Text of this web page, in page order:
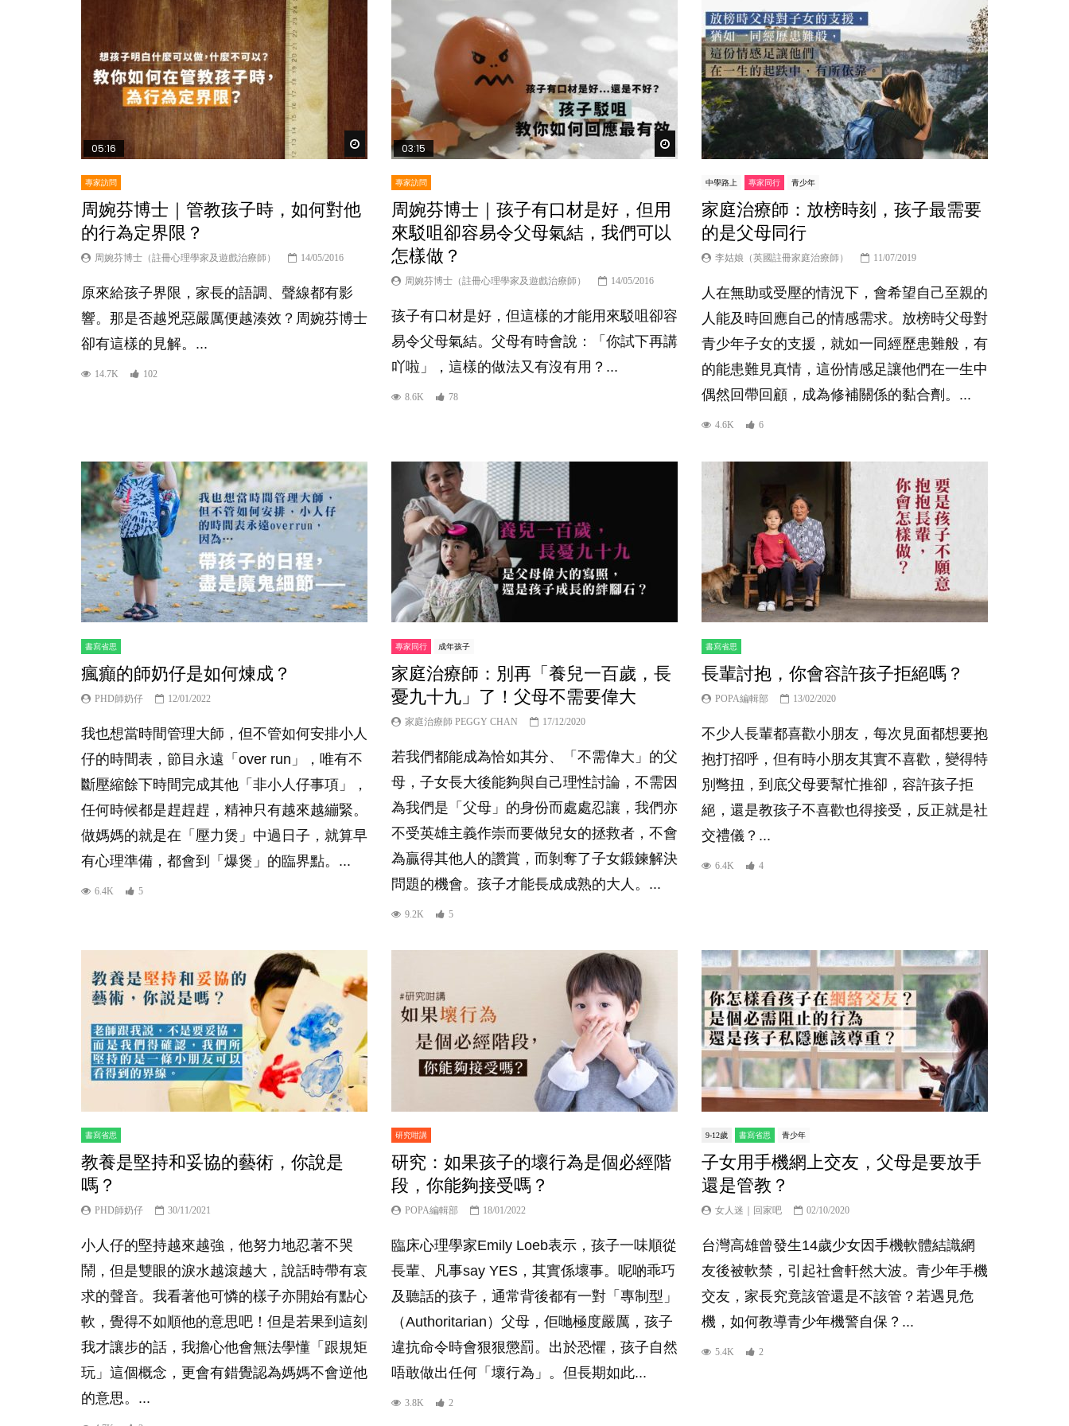
Watch Later
05:16
專家訪問
周婉芬博士｜管教孩子時，如何對他
的行為定界限？
周婉芬博士（註冊心理學家及遊戲治療師） 14/05/2016
原來給孩子界限，家長的語調、聲線都有影
響。那是否越兇惡嚴厲便越湊效？周婉芬博士
卻有這樣的見解。...
14.7K 102
Watch Later
03:15
專家訪問
周婉芬博士｜孩子有口材是好，但用
來駁咀卻容易令父母氣結，我們可以
怎樣做？
周婉芬博士（註冊心理學家及遊戲治療師） 14/05/2016
孩子有口材是好，但這樣的才能用來駁咀卻容
易令父母氣結。父母有時會說：「你試下再講
吖啦」，這樣的做法又有沒有用？...
8.6K 78
中學路上 專家同行 青少年
家庭治療師：放榜時刻，孩子最需要
的是父母同行
李姑娘（英國註冊家庭治療師） 11/07/2019
人在無助或受壓的情況下，會希望自己至親的
人能及時回應自己的情感需求。放榜時父母對
青少年子女的支援，就如一同經歷患難般，有
的能患難見真情，這份情感足讓他們在一生中
偶然回帶回顧，成為修補關係的黏合劑。...
4.6K 6
書寫省思
瘋癲的師奶仔是如何煉成？
PHD師奶仔 12/01/2022
我也想當時間管理大師，但不管如何安排小人
仔的時間表，節目永遠「over run」，唯有不
斷壓縮餘下時間完成其他「非小人仔事項」，
任何時候都是趕趕趕，精神只有越來越繃緊。
做媽媽的就是在「壓力煲」中過日子，就算早
有心理準備，都會到「爆煲」的臨界點。...
6.4K 5
專家同行 成年孩子
家庭治療師：別再「養兒一百歲，長
憂九十九」了！父母不需要偉大
家庭治療師 PEGGY CHAN 17/12/2020
若我們都能成為恰如其分、「不需偉大」的父
母，子女長大後能夠與自己理性討論，不需因
為我們是「父母」的身份而處處忍讓，我們亦
不受英雄主義作崇而要做兒女的拯救者，不會
為贏得其他人的讚賞，而剝奪了子女鍛鍊解決
問題的機會。孩子才能長成成熟的大人。...
9.2K 5
書寫省思
長輩討抱，你會容許孩子拒絕嗎？
POPA編輯部 13/02/2020
不少人長輩都喜歡小朋友，每次見面都想要抱
抱打招呼，但有時小朋友其實不喜歡，變得特
別彆扭，到底父母要幫忙推卻，容許孩子拒
絕，還是教孩子不喜歡也得接受，反正就是社
交禮儀？...
6.4K 4
書寫省思
教養是堅持和妥協的藝術，你說是
嗎？
PHD師奶仔 30/11/2021
小人仔的堅持越來越強，他努力地忍著不哭
鬧，但是雙眼的淚水越滾越大，說話時帶有哀
求的聲音。我看著他可憐的樣子亦開始有點心
軟，覺得不如順他的意思吧！但是若果到這刻
我才讓步的話，我擔心他會無法學懂「跟規矩
玩」這個概念，更會有錯覺認為媽媽不會逆他
的意思。...
研究咁講
研究：如果孩子的壞行為是個必經階
段，你能夠接受嗎？
POPA編輯部 18/01/2022
臨床心理學家Emily Loeb表示，孩子一味順從
長輩、凡事say YES，其實係壞事。呢啲乖巧
及聽話的孩子，通常背後都有一對「專制型」
（Authoritarian）父母，佢哋極度嚴厲，孩子
違抗命令時會狠狠懲罰。出於恐懼，孩子自然
唔敢做出任何「壞行為」。但長期如此...
3.8K 2
9-12歲 書寫省思 青少年
子女用手機網上交友，父母是要放手
還是管教？
女人迷｜回家吧 02/10/2020
台灣高雄曾發生14歲少女因手機軟體結識網
友後被軟禁，引起社會軒然大波。青少年手機
交友，家長究竟該管還是不該管？若遇見危
機，如何教導青少年機警自保？...
5.4K 2